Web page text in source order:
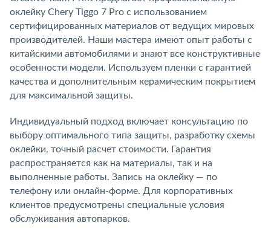
оклейку Chery Tiggo 7 Pro с использованием
сертифицированных материалов от ведущих мировых
производителей. Наши мастера имеют опыт работы с
китайскими автомобилями и знают все конструктивные
особенности модели. Используем пленки с гарантией
качества и дополнительным керамическим покрытием
для максимальной защиты.
Индивидуальный подход включает консультацию по
выбору оптимального типа защиты, разработку схемы
оклейки, точный расчет стоимости. Гарантия
распространяется как на материалы, так и на
выполненные работы. Запись на оклейку — по
телефону или онлайн-форме. Для корпоративных
клиентов предусмотрены специальные условия
обслуживания автопарков.